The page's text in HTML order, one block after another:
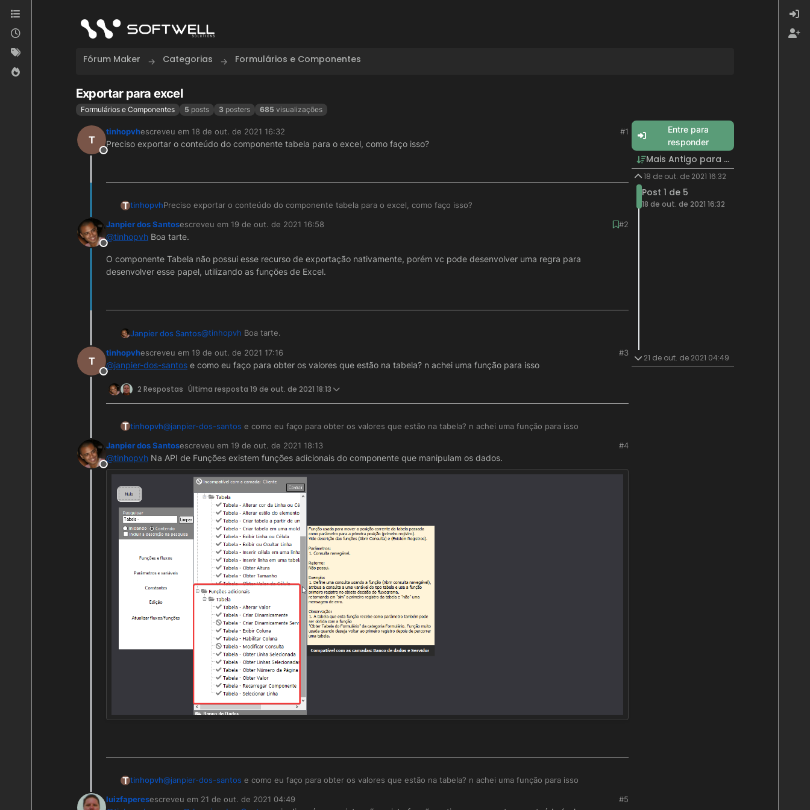
Skip to content
Fórum Maker Categorias Formulários e Componentes
Exportar para excel
Formulários e Componentes 5 posts 3 posters 685 visualizações
T
Offline
tinhopvhescreveu em 18 de out. de 2021 16:32
última edição por
#1
Preciso exportar o conteúdo do componente tabela para o excel, como faço isso?
TtinhopvhPreciso exportar o conteúdo do componente tabela para o excel, como faço isso?
Offline
Janpier dos Santosescreveu em 19 de out. de 2021 16:58
última edição por
#2
@tinhopvh Boa tarte.
O componente Tabela não possui esse recurso de exportação nativamente, porém vc pode desenvolver uma regra para
desenvolver esse papel, utilizando as funções de Excel.
Janpier dos Santos@tinhopvh Boa tarte.
O componente Tabela não possui esse recurso de exportação nativamente, porém vc pode desenvolver uma
regra para desenvolver esse papel, utilizando as funções de Excel.
T
Offline
tinhopvhescreveu em 19 de out. de 2021 17:16
última edição por
#3
@janpier-dos-santos e como eu faço para obter os valores que estão na tabela? n achei uma função para isso
2 Respostas Última resposta 19 de out. de 2021 18:13
Ttinhopvh@janpier-dos-santos e como eu faço para obter os valores que estão na tabela? n achei uma função para isso
Offline
Janpier dos Santosescreveu em 19 de out. de 2021 18:13
última edição por
#4
@tinhopvh Na API de Funções existem funções adicionais do componente que manipulam os dados.
Ttinhopvh@janpier-dos-santos e como eu faço para obter os valores que estão na tabela? n achei uma função para isso
luizfaperesescreveu em 21 de out. de 2021 04:49
última edição por
#5
Entre para
responder
Mais Antigo para Mais Recente
18 de out. de 2021 16:32
Post 1 de 5
18 de out. de 2021 16:32
21 de out. de 2021 04:49